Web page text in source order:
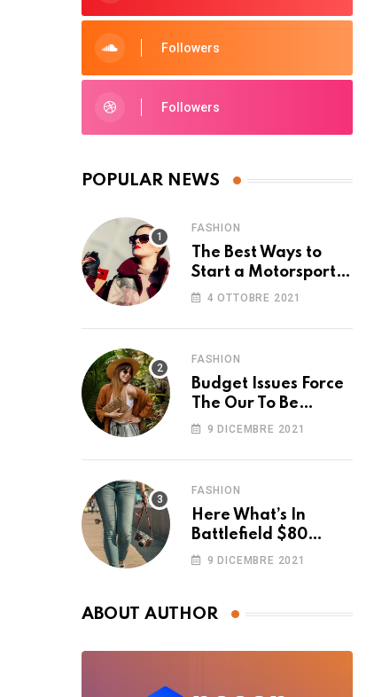
Followers
Followers
POPULAR NEWS
FASHION
The Best Ways to
Start a Motorsport
Rider Career
4 OTTOBRE 2021
FASHION
Budget Issues Force
The Our To Be
Cancelled
9 DICEMBRE 2021
FASHION
Here What’s In
Battlefield $80
Deluxe Edition
9 DICEMBRE 2021
ABOUT AUTHOR